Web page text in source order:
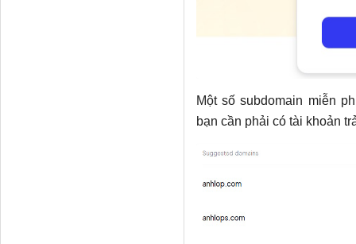
Một số subdomain miễn
bạn cần phải có tài khoản